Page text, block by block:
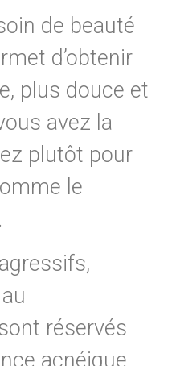
de beauté
d’obtenir
plus douce et
avez la
plutôt pour
le
réservés
acnéique